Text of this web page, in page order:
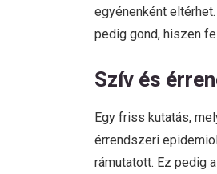
egyénenként
pedig gond, hiszen
Szív és
Egy friss kutatás,
érrendszeri
rámutatott. Ez pedig